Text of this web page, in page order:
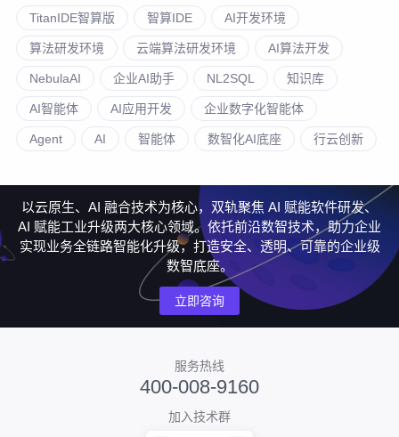
TitanIDE智算版 智算IDE AI开发环境
算法研发环境 云端算法研发环境 AI算法开发
NebulaAI 企业AI助手 NL2SQL 知识库
AI智能体 AI应用开发 企业数字化智能体
Agent AI 智能体 数智化AI底座 行云创新
以云原生、AI 融合技术为核心，双轨聚焦 AI 赋能软件研发、
AI 赋能工业升级两大核心领域。依托前沿数智技术，助力企业
实现业务全链路智能化升级，打造安全、透明、可靠的企业级
数智底座。
立即咨询
服务热线
400-008-9160
加入技术群